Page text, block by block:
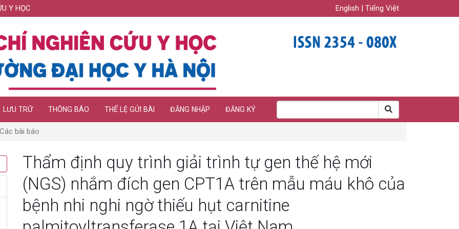
Y HỌC English | Tiếng Việt
LƯU TRỮ THÔNG BÁO THỂ LỆ GỬI BÀI ĐĂNG NHẬP ĐĂNG KÝ
Các bài báo
Thẩm định quy trình giải trình tự gen thế hệ mới
(NGS) nhắm đích gen CPT1A trên mẫu máu khô của
bệnh nhi nghi ngờ thiếu hụt carnitine